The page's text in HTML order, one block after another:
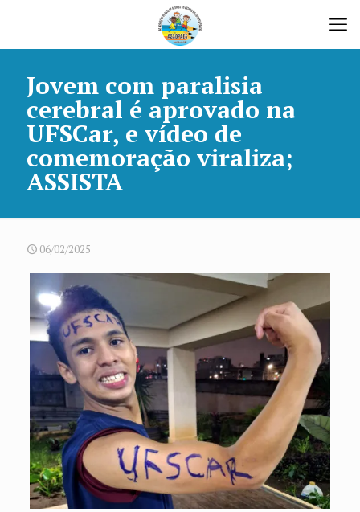
Jovem com paralisia
cerebral é aprovado na
UFSCar, e vídeo de
comemoração viraliza;
ASSISTA
06/02/2025